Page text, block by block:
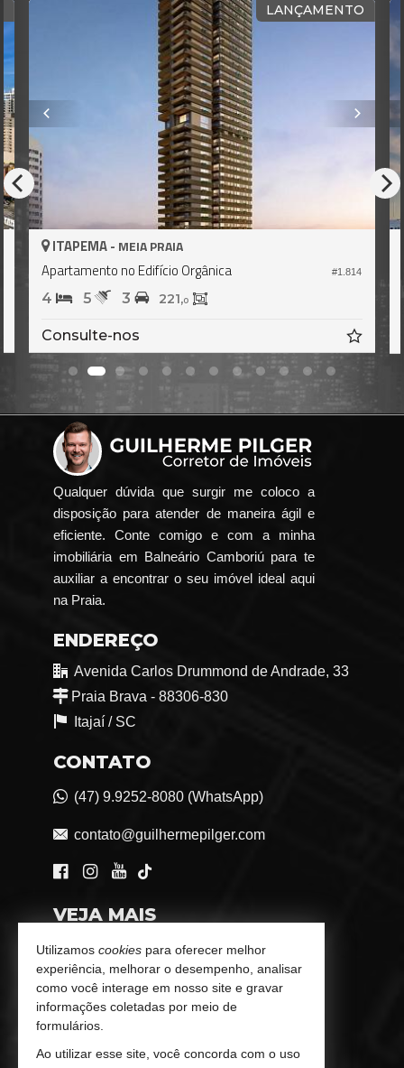
LANÇAMENTO
#1.814
ITAPEMA - MEIA PRAIA
Apartamento no Edifício Orgânica
4 5 3 221,0
Consulte-nos
Qualquer dúvida que surgir me coloco a
disposição para atender de maneira ágil e
eficiente. Conte comigo e com a minha
imobiliária em Balneário Camboriú para te
auxiliar a encontrar o seu imóvel ideal aqui
na Praia.
ENDEREÇO
Avenida Carlos Drummond de Andrade, 33
Praia Brava - 88306-830
Itajaí / SC
CONTATO
(47) 9.9252-8080 (WhatsApp)
contato@guilhermepilger.com
VEJA MAIS
Consultoria Imobiliária Personalizada
trabalhe conosco
Indicadores Financeiros
Imóveis Favoritos
Utilizamos cookies para oferecer melhor
experiência, melhorar o desempenho, analisar
como você interage em nosso site e gravar
informações coletadas por meio de
formulários.
Ao utilizar esse site, você concorda com o uso